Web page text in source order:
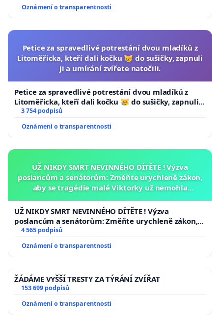
Oznámení o transparentnosti
Petice za spravedlivé potrestání dvou mladíků z
Litoměřicka, kteří dali kočku 😿 do sušičky, zapnuli
ji a umírání zvířete natočili.
Petice za spravedlivé potrestání dvou mladíků z
Litoměřicka, kteří dali kočku 😿 do sušičky, zapnuli ji
a umírání zvířete natočili.
3 754 podpisů
Oznámení o transparentnosti
UŽ NIKDY SMRT NEVINNÉHO DÍTĚTE ! Výzva
poslancům a senátorům: Změňte urychleně zákon,
aby se tragédie malé Viktorky už nemohla
UŽ NIKDY SMRT NEVINNÉHO DÍTĚTE ! Výzva
poslancům a senátorům: Změňte urychleně zákon,
aby se tragédie malé Viktorky už nemohla opakovat!
4 565 podpisů
Oznámení o transparentnosti
ŽÁDÁME VYŠŠÍ TRESTY ZA TÝRÁNÍ ZVÍŘAT
153 699 podpisů
Oznámení o transparentnosti